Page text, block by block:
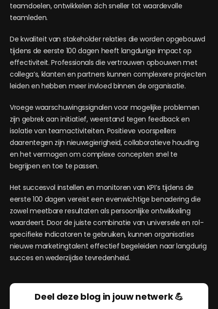
teamdoelen, ontwikkelen zich sneller tot waardevolle
teamleden.
De kwaliteit van stakeholder relaties die worden opgebouwd
tijdens de eerste 100 dagen heeft langdurige impact op
effectiviteit. Professionals die vertrouwen opbouwen met
collega’s, klanten en partners kunnen complexere projecten
leiden en hebben meer invloed binnen de organisatie.
Vroege waarschuwingssignalen voor mogelijke problemen
zijn gebrek aan initiatief, weerstand tegen feedback en
isolatie van teamactiviteiten. Positieve voorspellers
daarentegen zijn nieuwsgierigheid, collaboratieve houding
en het vermogen om complexe concepten snel te
begrijpen en toe te passen.
Het succesvol instellen en monitoren van KPI’s tijdens de
eerste 100 dagen vereist een evenwichtige benadering die
zowel meetbare resultaten als persoonlijke ontwikkeling
waardeert. Door de juiste combinatie van universele en rol-
specifieke indicatoren te gebruiken, kunnen organisaties
nieuwe marketingtalent effectief begeleiden naar langdurig
succes en wederzijdse tevredenheid.
Deel deze blog in jouw netwerk 💪